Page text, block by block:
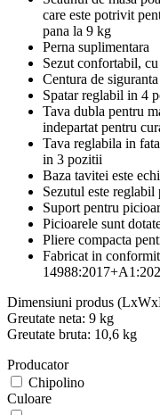
care este potrivit
pana la 9 kg
Perna suplimentara
Sezut confortabil,
Centura de
Spatar reglabil in 4
Tava dubla pentru
indepartat pentru
Tava reglabila in
in 3 pozitii
Baza tavitei este
Sezutul este
Suport pentru
Picioarele sunt
Pliere compacta
Fabricat in
Dimensiuni produs
Greutate neta: 9 kg
Greutate bruta: 10,6 kg
Producator
Chipolino
Culoare